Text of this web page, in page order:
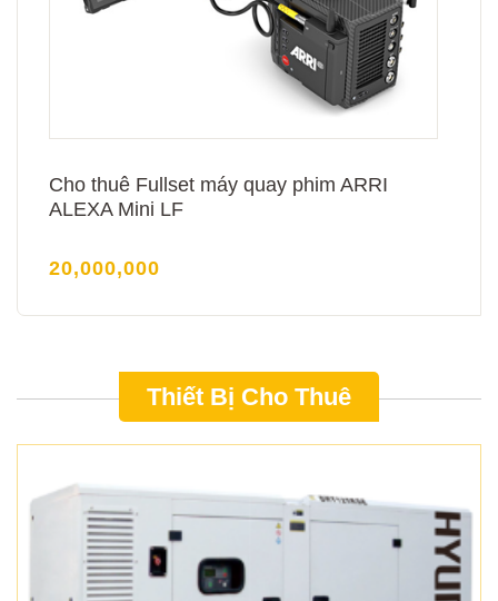
Cho thuê Fullset máy quay phim ARRI
ALEXA Mini LF
20,000,000
Thiết Bị Cho Thuê